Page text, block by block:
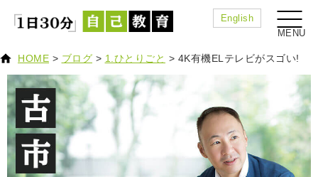
English
HOME > ブログ > 1.ひとりごと > 4K有機ELテレビがスゴい!